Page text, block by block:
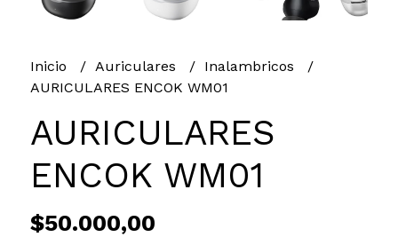
Inicio Auriculares
Inalambricos
AURICULARES ENCOK WM01
AURICULARES
ENCOK WM01
$50.000,00